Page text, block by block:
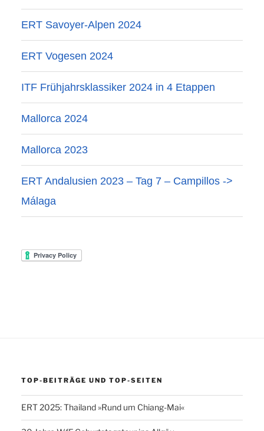
ERT Savoyer-Alpen 2024
ERT Vogesen 2024
ITF Frühjahrsklassiker 2024 in 4 Etappen
Mallorca 2024
Mallorca 2023
ERT Andalusien 2023 – Tag 7 – Campillos ->
Málaga
TOP-BEITRÄGE UND TOP-SEITEN
ERT 2025: Thailand »Rund um Chiang-Mai«